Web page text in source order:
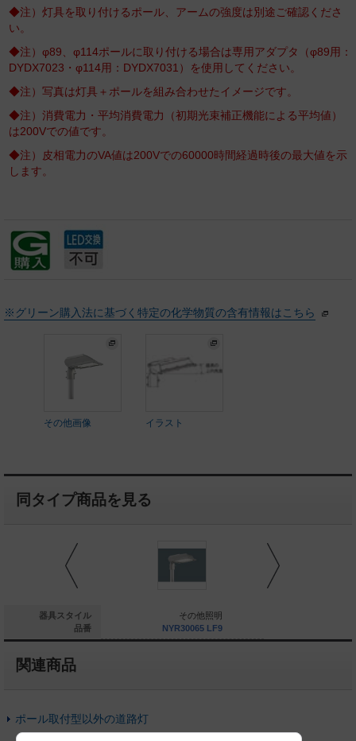
◆注）灯具を取り付けるポール、アームの強度は別途ご確認くださ
い。
◆注）φ89、φ114ポールに取り付ける場合は専用アダプタ（φ89用：
DYDX7023・φ114用：DYDX7031）を使用してください。
◆注）写真は灯具＋ポールを組み合わせたイメージです。
◆注）消費電力・平均消費電力（初期光束補正機能による平均値）
は200Vでの値です。
◆注）皮相電力のVA値は200Vでの60000時間経過時後の最大値を示
します。
※グリーン購入法に基づく特定の化学物質の含有情報はこちら
その他画像 イラスト
同タイプ商品を見る
器具スタイル
品番
街路灯
その他照明
NYR30065 LF9
関連商品
ポール取付型以外の道路灯